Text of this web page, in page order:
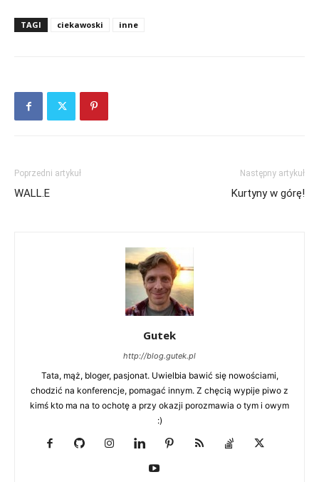
TAGI ciekawoski inne
Poprzedni artykuł
WALL.E
Następny artykuł
Kurtyny w górę!
Gutek
http://blog.gutek.pl
Tata, mąż, bloger, pasjonat. Uwielbia bawić się nowościami,
chodzić na konferencje, pomagać innym. Z chęcią wypije piwo z
kimś kto ma na to ochotę a przy okazji porozmawia o tym i owym
:)